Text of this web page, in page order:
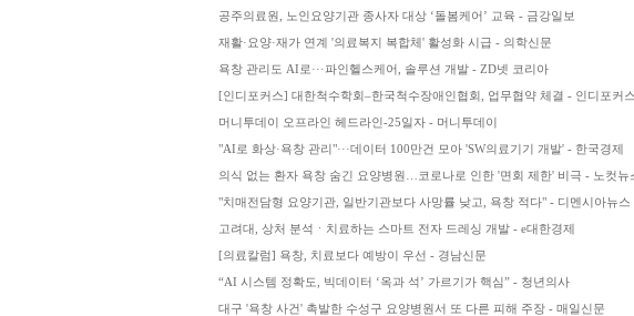
공주의료원, 노인요양기관 종사자 대상 ‘돌봄케어’ 교육 - 금강일보
재활·요양·재가 연계 '의료복지 복합체' 활성화 시급 - 의학신문
욕창 관리도 AI로···파인헬스케어, 솔루션 개발 - ZD넷 코리아
[인디포커스] 대한척수학회–한국척수장애인협회, 업무협약 체결 - 인디포커스
머니투데이 오프라인 헤드라인-25일자 - 머니투데이
"AI로 화상·욕창 관리"···데이터 100만건 모아 'SW의료기기 개발' - 한국경제
의식 없는 환자 욕창 숨긴 요양병원…코로나로 인한 '면회 제한' 비극 - 노컷뉴
"치매전담형 요양기관, 일반기관보다 사망률 낮고, 욕창 적다" - 디멘시아뉴스
고려대, 상처 분석ㆍ치료하는 스마트 전자 드레싱 개발 - e대한경제
[의료칼럼] 욕창, 치료보다 예방이 우선 - 경남신문
“AI 시스템 정확도, 빅데이터 ‘옥과 석’ 가르기가 핵심” - 청년의사
대구 '욕창 사건' 촉발한 수성구 요양병원서 또 다른 피해 주장 - 매일신문